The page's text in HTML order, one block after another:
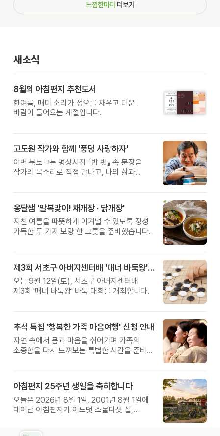
느낌한마디 더보기
새소식
8월의 아침편지 추천도서
한여름, 매미 소리가 정오를 채우고 더운
바람이 들어오는 계절입니다.
고도원 작가와 함께 '풍덩 사랑하자'
이번 북토크는 명상시집 『밥 벗』 속 문장을
작가의 목소리로 직접 만나고, 나의 삶과
옹달샘 '말복맞이! 채개장 · 닭개장'
지친 여름을 따뜻하게 이겨낼 수 있도록 정성
가득한 두 가지 보양 한 그릇을 준비했습니다.
제3회 서초구 아버지센터배 '매너 바둑왕' 대회
오는 9월 12일(토), 서초구 아버지센터배
제3회 '매너 바둑왕' 바둑 대회를 개최합니다.
추석 특집 '행복한 가족 마음여행' 신청 안내
자연 속에서 몸과 마음을 쉬어가며 가족의
소중함을 다시 느껴보는 특별한 시간을 준비해
아침편지 25주년 생일을 축하합니다
오늘은 2026년 8월 1일, 2001년 8월 1일에
태어난 아침편지가 어느덧 스물다섯 살,